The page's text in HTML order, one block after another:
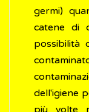
germi)
catene di
possibilità
dell'igiene